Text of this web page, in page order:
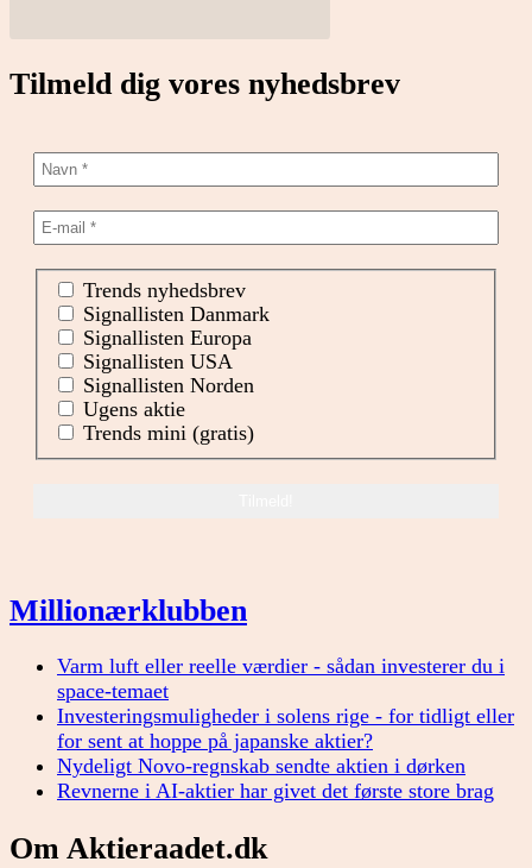
Tilmeld dig vores nyhedsbrev
Trends nyhedsbrev
Signallisten Danmark
Signallisten Europa
Signallisten USA
Signallisten Norden
Ugens aktie
Trends mini (gratis)
Millionærklubben
Varm luft eller reelle værdier - sådan investerer du i
space-temaet
Investeringsmuligheder i solens rige - for tidligt eller
for sent at hoppe på japanske aktier?
Nydeligt Novo-regnskab sendte aktien i dørken
Revnerne i AI-aktier har givet det første store brag
Om Aktieraadet.dk